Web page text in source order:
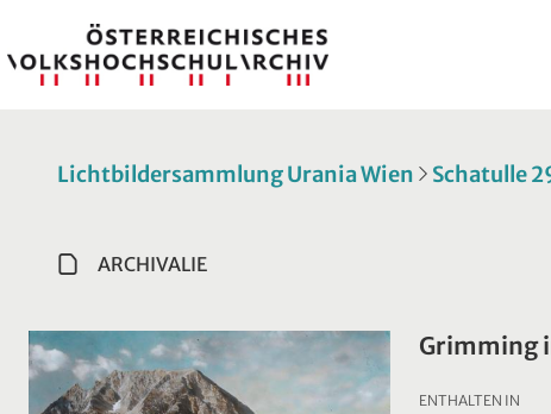
Lichtbildersammlung Urania Wien Schatulle
ARCHIVALIE
Grimming
ENTHALTEN IN